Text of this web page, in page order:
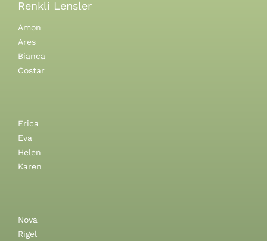
Renkli Lensler
Amon
Ares
Bianca
Costar
Erica
Eva
Helen
Karen
Nova
Rigel